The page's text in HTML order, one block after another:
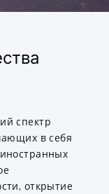
спектр
в себя
открытие